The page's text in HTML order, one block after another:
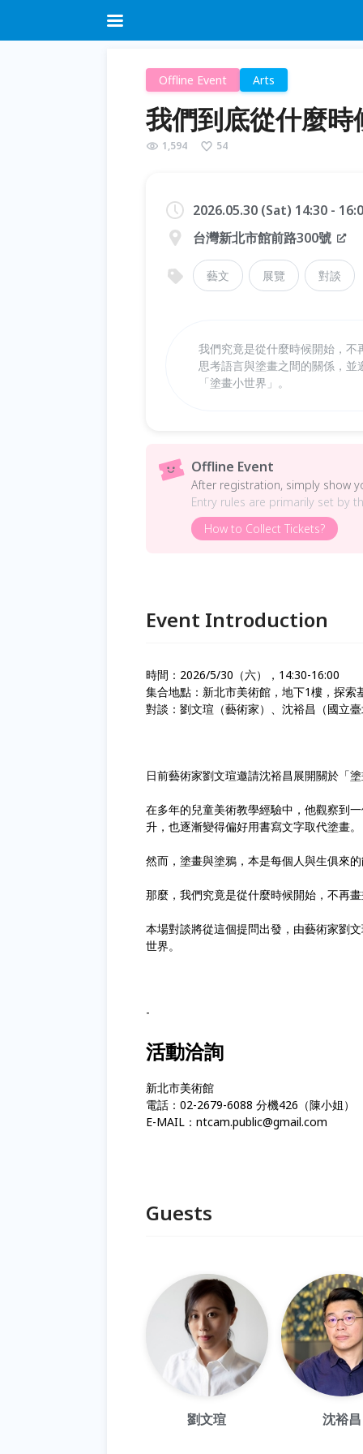
Offline Event Arts
我們到底從什麼
1,594 54
2026.05.30 (Sat) 14:30 -
台灣新北市館前路300號
藝文 展覽 對談
我們究竟是從什麼時候開始，
思考語言與塗畫之間的關係，
「塗畫小世界」。
Offline Event
After registration, simply show
Entry rules are primarily set by
How to Collect Tickets?
Event Introduction
時間：2026/5/30（六），14:30-16:00
集合地點：新北市美術館，地下1樓，探索
對談：劉文瑄（藝術家）、沈裕昌（國立
日前藝術家劉文瑄邀請沈裕昌展開關於「
在多年的兒童美術教學經驗中，他觀察到
升，也逐漸變得偏好用書寫文字取代塗畫。
然而，塗畫與塗鴉，本是每個人與生俱來
那麼，我們究竟是從什麼時候開始，不再
本場對談將從這個提問出發，由藝術家劉
世界。
-
活動洽詢
新北市美術館
電話：02-2679-6088 分機426（陳小姐）
E-MAIL：ntcam.public@gmail.com
Guests
劉文瑄 沈裕昌